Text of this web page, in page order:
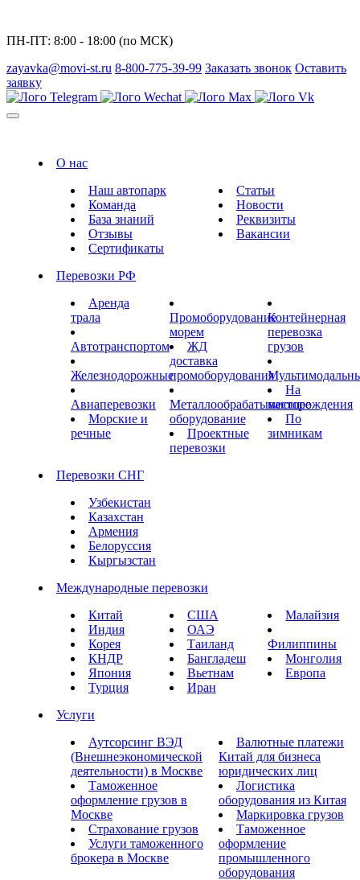
ПН-ПТ: 8:00 - 18:00 (по МСК)
zayavka@movi-st.ru 8-800-775-39-99 Заказать звонок Оставить
заявку
О нас
Наш автопарк
Команда
База знаний
Отзывы
Сертификаты
Статьи
Новости
Реквизиты
Вакансии
Перевозки РФ
Аренда
трала
Автотранспортом
Железнодорожные
Авиаперевозки
Морские и
речные
Промоборудование
морем
ЖД
доставка
промоборудования
Металлообрабатывающее
оборудование
Проектные
перевозки
Контейнерная
перевозка
грузов
На
месторождения
По
зимникам
Перевозки СНГ
Узбекистан
Казахстан
Армения
Белоруссия
Кыргызстан
Международные перевозки
Китай
Индия
Корея
КНДР
Япония
Турция
США
ОАЭ
Таиланд
Бангладеш
Вьетнам
Иран
Малайзия
Филиппины
Монголия
Европа
Услуги
Аутсорсинг ВЭД
(Внешнеэкономической
деятельности) в Москве
Таможенное
оформление грузов в
Москве
Страхование грузов
Услуги таможенного
брокера в Москве
Валютные платежи
Китай для бизнеса
юридических лиц
Логистика
оборудования из Китая
Маркировка грузов
Таможенное
оформление
промышленного
оборудования